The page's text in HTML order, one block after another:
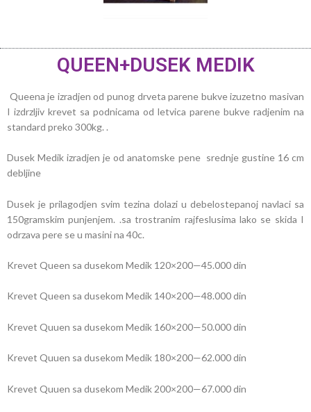
QUEEN+DUSEK MEDIK
Queena je izradjen od punog drveta parene bukve izuzetno masivan
I izdrzljiv krevet sa podnicama od letvica parene bukve radjenim na
standard preko 300kg. .
Dusek Medik izradjen je od anatomske pene srednje gustine 16 cm
debljine
Dusek je prilagodjen svim tezina dolazi u debelostepanoj navlaci sa
150gramskim punjenjem. .sa trostranim rajfeslusima lako se skida I
odrzava pere se u masini na 40c.
Krevet Queen sa dusekom Medik 120×200—45.000 din
Krevet Queen sa dusekom Medik 140×200—48.000 din
Krevet Quuen sa dusekom Medik 160×200—50.000 din
Krevet Quuen sa dusekom Medik 180×200—62.000 din
Krevet Quuen sa dusekom Medik 200×200—67.000 din